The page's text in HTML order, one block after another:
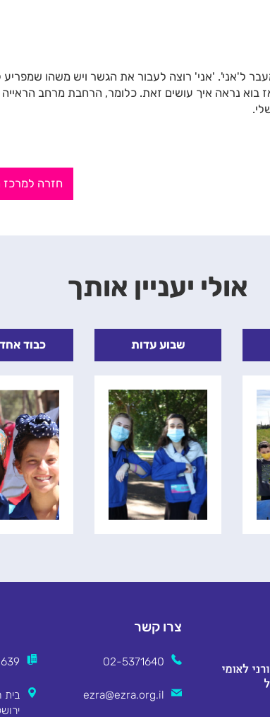
ל'אני'. 'אני' רוצה לעבור את הגשר ויש משהו שמפריע
בוא נראה איך עושים זאת. כלומר, הרחבת מרחב
חזרה
אולי יעניין אותך
שבוע עדות כבוד אחד
צרו קשר
02-5371640
ezra@ezra.org.il